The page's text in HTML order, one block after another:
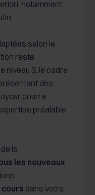
notamment
selon le
reste
niveau 3, le cadre
des
pourra
préalable
la
les nouveaux
cours dans votre